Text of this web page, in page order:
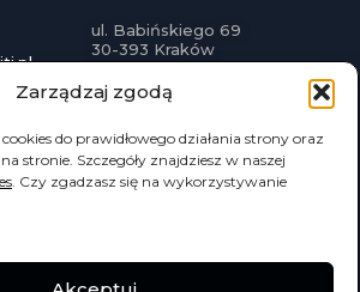
Zarządzaj zgodą
do prawidłowego działania strony oraz
stronie. Szczegóły znajdziesz w naszej
. Czy zgadzasz się na wykorzystywanie
ul. Babińskiego 69
30-393 Kraków
futuriti.pl
Wszelkie prawa zastrzeżone